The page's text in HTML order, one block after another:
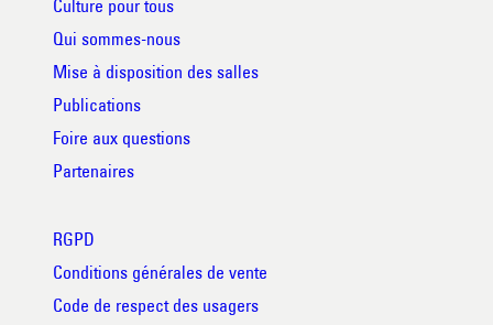
Culture pour tous
Qui sommes-nous
Mise à disposition des salles
Publications
Foire aux questions
Partenaires
RGPD
Conditions générales de vente
Code de respect des usagers